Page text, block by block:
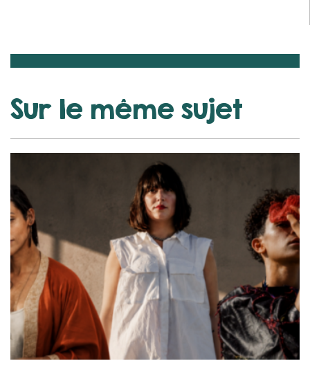
Sur le même sujet